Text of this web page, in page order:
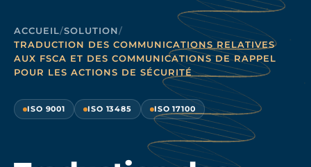
ACCUEIL/SOLUTION/
TRADUCTION DES COMMUNICATIONS RELATIVES
AUX FSCA ET DES COMMUNICATIONS DE RAPPEL
POUR LES ACTIONS DE SÉCURITÉ
ISO 9001 ISO 13485 ISO 17100